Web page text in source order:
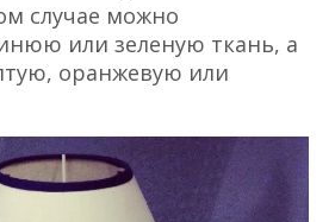
случае можно
или зеленую ткань, а
оранжевую или